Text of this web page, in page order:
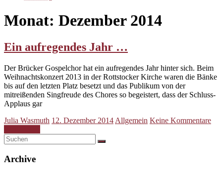
Monat: Dezember 2014
Ein aufregendes Jahr …
Der Brücker Gospelchor hat ein aufregendes Jahr hinter sich. Beim
Weihnachtskonzert 2013 in der Rottstocker Kirche waren die Bänke
bis auf den letzten Platz besetzt und das Publikum von der
mitreißenden Singfreude des Chores so begeistert, dass der Schluss-
Applaus gar
Julia Wasmuth 12. Dezember 2014 Allgemein Keine Kommentare
Archive